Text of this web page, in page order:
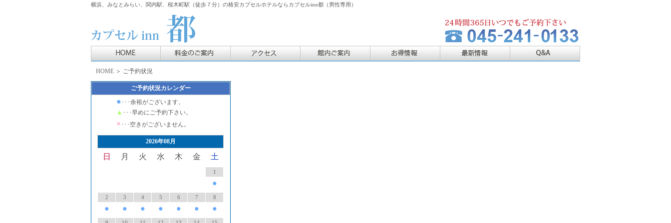
横浜、みなとみらい、関内駅、桜木町駅（徒歩７分）の格安カプセルホテルならカプセルinn都（男性専用）
HOME ＞ ご予約状況
ご予約状況カレンダー
● ･･･余裕がございます。
▲ ･･･早めにご予約下さい。
× ･･･空きがございません。
2026年08月
日 月 火 水 木 金 土
1
●
2
●
3
●
4
●
5
●
6
●
7
●
8
●